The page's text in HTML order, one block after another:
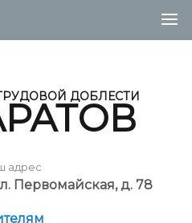
ДОБЛЕСТИ
адрес
Первомайская, д. 78